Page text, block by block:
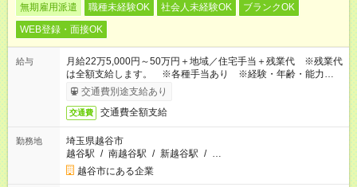
無期雇用派遣 職種未経験OK 社会人未経験OK
ブランクOK
WEB登録・面接OK
給与
月給22万5,000円～50万円＋地域／住宅手当＋残業代 ※残業代
は全額支給します。 ※各種手当あり ※経験・年齢・能力等を
考慮して加給・優遇します。
交通費別途支給あり
交通費 交通費全額支給
勤務地
埼玉県越谷市
越谷駅 / 南越谷駅 / 新越谷駅 / …
越谷市にある企業